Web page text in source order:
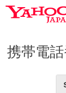
携帯電